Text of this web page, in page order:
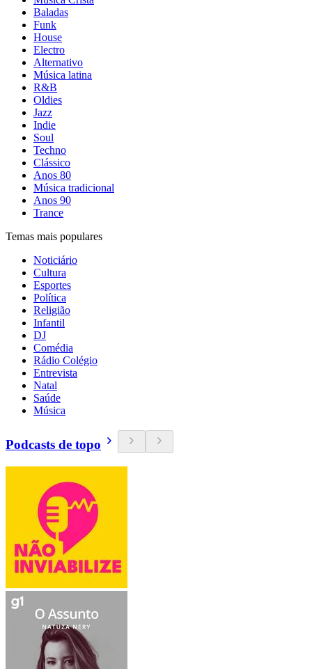
Baladas
Funk
House
Electro
Alternativo
Música latina
R&B
Oldies
Jazz
Indie
Soul
Techno
Clássico
Anos 80
Música tradicional
Anos 90
Trance
Temas mais populares
Noticiário
Cultura
Esportes
Política
Religião
Infantil
DJ
Comédia
Rádio Colégio
Entrevista
Natal
Saúde
Música
Podcasts de topo